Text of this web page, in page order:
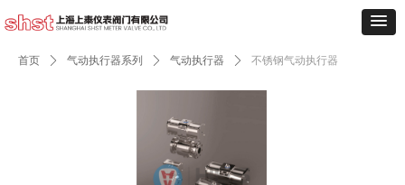
首页 ꄲ 气动执行器系列 ꄲ 气动执行器 ꄲ 不锈钢气动执行器